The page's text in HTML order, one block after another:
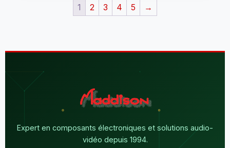
1 2 3 4 5 →
Expert en composants électroniques et solutions audio-
vidéo depuis 1994.